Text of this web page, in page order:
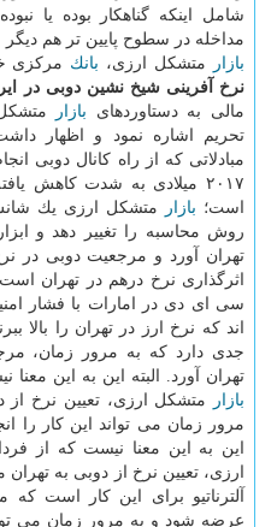
شامل اینكه گناهكار بوده یا
مداخله در سطوح پایین تر هم دیگر
بازار
متشكل ارزی، بانك مركزی
نرخ آفرینی شیخ نشین دوبی در
مالی به دستاوردهای بازار
تحریم اشاره نمود و اظهار
مبادلاتی كه از راه كانال دوبی
۲۰۱۷ میلادی به شدت كاهش
است؛ بازار
متشكل ارزی یك
روش محاسبه را تغییر دهد و
تهران آورد و مرجعیت دوبی در
اثرگذاری نرخ درهم در تهران
سی ای دی در امارات با فشار
اند كه نرخ ارز در تهران را بالا
جدی دارد كه به مرور زمان،
تهران آورد. البته این به این
بازار
متشكل ارزی، تعیین نرخ از
مرور زمان می تواند این كار را
این به این معنا نیست كه از
ارزی، تعیین نرخ از دوبی به تهران
آلترناتیو برای این كار است
عرضه شود و به مرور زمان می